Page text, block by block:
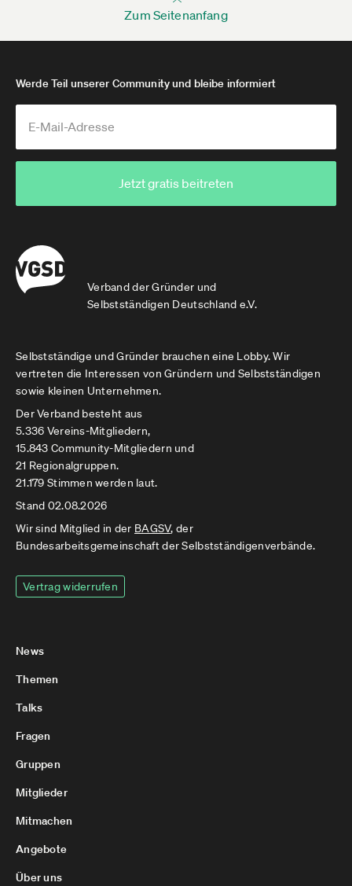
Zum Seitenanfang
Verband der Gründer und
Selbstständigen Deutschland e.V.
Werde Teil unserer Community und bleibe informiert
Jetzt gratis beitreten
Selbstständige und Gründer brauchen eine Lobby. Wir
vertreten die Interessen von Gründern und Selbstständigen
sowie kleinen Unternehmen.
Der Verband besteht aus
5.336 Vereins-Mitgliedern,
15.843 Community-Mitgliedern und
21 Regionalgruppen.
21.179 Stimmen werden laut.
Stand 02.08.2026
Wir sind Mitglied in der BAGSV, der
Bundesarbeitsgemeinschaft der Selbstständigenverbände.
Vertrag widerrufen
News
Themen
Talks
Fragen
Gruppen
Mitglieder
Mitmachen
Angebote
Über uns